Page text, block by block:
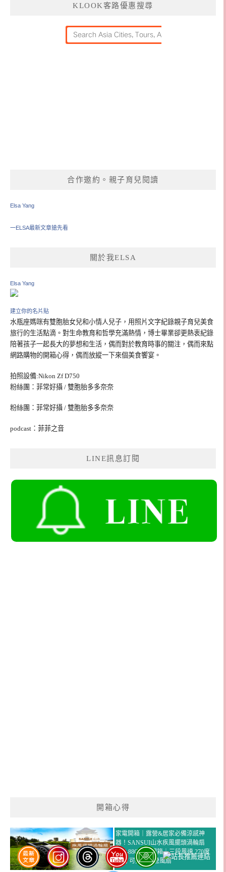
KLOOK客路優惠搜尋
合作邀約。親子育兒閱讀
Elsa Yang
一ELSA最新文章搶先看
關於我ELSA
Elsa Yang
建立你的名片貼
水瓶座媽咪有雙胞胎女兒和小情人兒子，用照片文字紀錄親子育兒美食
旅行的生活點滴。對生命教育和哲學充滿熱情，博士畢業卻更熱衷紀錄
陪著孩子一起長大的夢想和生活，偶而對於教育時事的關注，偶而來點
網路購物的開箱心得，偶而放縱一下來個美食饗宴。
拍照設備:Nikon Zf D750
粉絲團：菲常好攝 / 雙胞胎多多奈奈
粉絲團：菲常好攝 / 雙胞胎多多奈奈
podcast：菲菲之音
LINE訊息訂閱
開箱心得
家電開箱｜露營&居家必備涼感神
器！SANSUI山水疾風擺頭渦輪扇
SZF-88G實測開箱｜三段風速 270度
廣角 可攜式露營風扇